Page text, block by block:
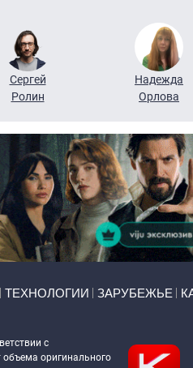
Сергей
Ролин
Надежда
Орлова
ТЕХНОЛОГИИ ЗАРУБЕЖЬЕ
с
объема оригинального